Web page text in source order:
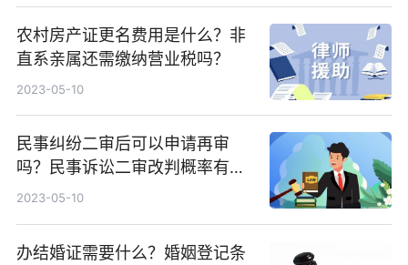
农村房产证更名费用是什么？非
直系亲属还需缴纳营业税吗？
2023-05-10
民事纠纷二审后可以申请再审
吗？民事诉讼二审改判概率有多
大？
2023-05-10
办结婚证需要什么？婚姻登记条